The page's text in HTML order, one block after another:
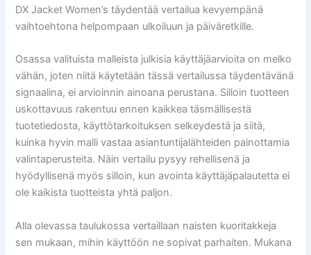
DX Jacket Women’s täydentää vertailua kevyempänä
vaihtoehtona helpompaan ulkoiluun ja päiväretkille.
Osassa valituista malleista julkisia käyttäjäarvioita on melko
vähän, joten niitä käytetään tässä vertailussa täydentävänä
signaalina, ei arvioinnin ainoana perustana. Silloin tuotteen
uskottavuus rakentuu ennen kaikkea täsmällisestä
tuotetiedosta, käyttötarkoituksen selkeydestä ja siitä,
kuinka hyvin malli vastaa asiantuntijalähteiden painottamia
valintaperusteita. Näin vertailu pysyy rehellisenä ja
hyödyllisenä myös silloin, kun avointa käyttäjäpalautetta ei
ole kaikista tuotteista yhtä paljon.
Alla olevassa taulukossa vertaillaan naisten kuoritakkeja
sen mukaan, mihin käyttöön ne sopivat parhaiten. Mukana